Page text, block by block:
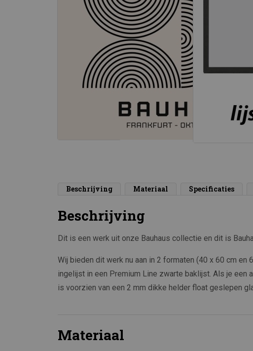
Beschrijving Materiaal Specificaties
Beschrijving
Dit is een werk uit onze Bauhaus collectie en dit is
Wij bieden dit werk nu aan in 2 formaten (40 x 60 cm
ingelijst in een Premium Line zwarte baklijst. Als je
is voorzien van een 2 mm dikke helder float geslepen
Materiaal